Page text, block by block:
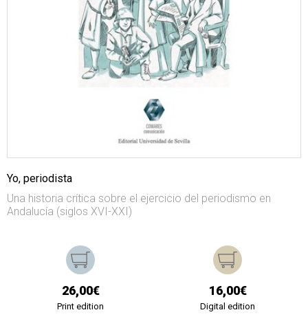
Yo, periodista
Una historia crítica sobre el ejercicio del periodismo en
Andalucía (siglos XVI-XXI)
26,00€
Print edition
16,00€
Digital edition